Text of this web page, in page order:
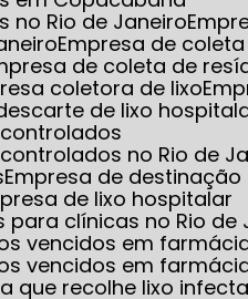
no Rio de Janeiro
Empresa de
de coleta de
coletora de lixo
de lixo
no Rio de
Empresa de
de lixo hospitalar
para clínicas no Rio de
vencidos em
vencidos em
que recolhe lixo